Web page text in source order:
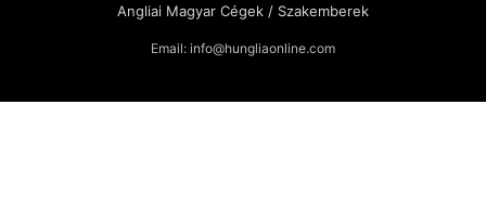
Angliai Magyar Cégek / Szakemberek
Email: info@hungliaonline.com